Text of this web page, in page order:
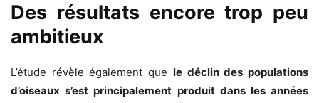
Des résultats encore trop peu
ambitieux
L’étude révèle également que le déclin des populations
d’oiseaux s’est principalement produit dans les années